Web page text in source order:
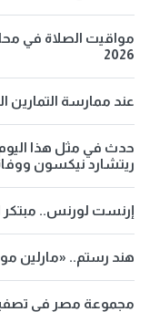
2026
عند ممارسة التمارين
ريتشارد نيكسون
إرنست لورنس.. مبتكر
هند رستم.. «مارلين
مجموعة مصر في تصفيات